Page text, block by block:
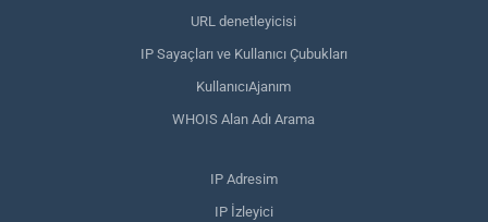
URL denetleyicisi
IP Sayaçları ve Kullanıcı Çubukları
KullanıcıAjanım
WHOIS Alan Adı Arama
IP Adresim
IP İzleyici